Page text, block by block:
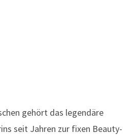
gehört das legendäre
seit Jahren zur fixen Beauty-